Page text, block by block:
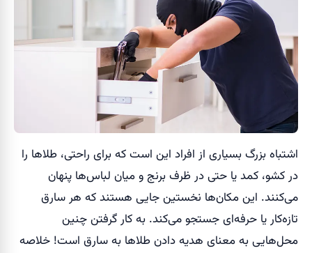
اشتباه بزرگ بسیاری از افراد این است که برای راحتی، طلاها را
در کشو، کمد یا حتی در ظرف برنج و میان لباس‌ها پنهان
می‌کنند. این مکان‌ها نخستین جایی هستند که هر سارق
تازه‌کار یا حرفه‌ای جستجو می‌کند. به کار گرفتن چنین
محل‌هایی به معنای هدیه دادن طلاها به سارق است! خلاصه